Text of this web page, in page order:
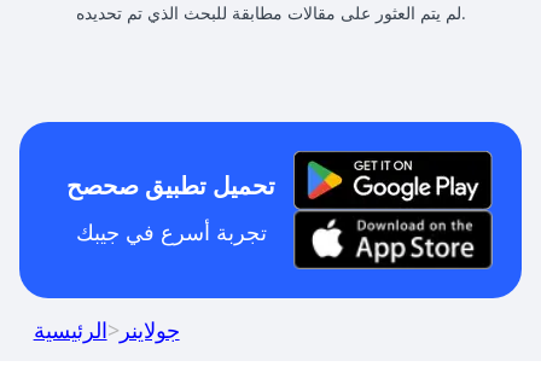
لم يتم العثور على مقالات مطابقة للبحث الذي تم تحديده.
تحميل تطبيق صحصح
تجربة أسرع في جيبك
الرئيسية> جولاينر